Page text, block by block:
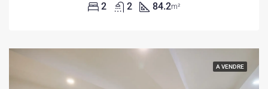
2 2 84.2m²
A VENDRE